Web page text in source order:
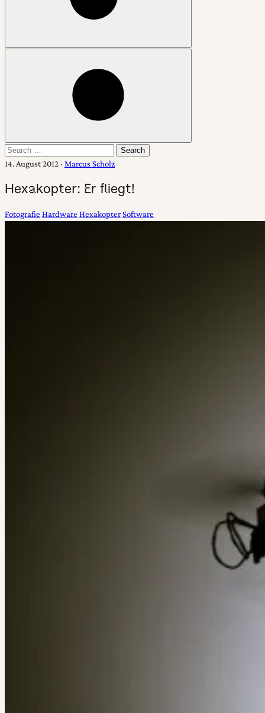
Search
for:
Search
14. August 2012 · Marcus Scholz
Hexakopter: Er fliegt!
Fotografie Hardware HexakopterSoftware